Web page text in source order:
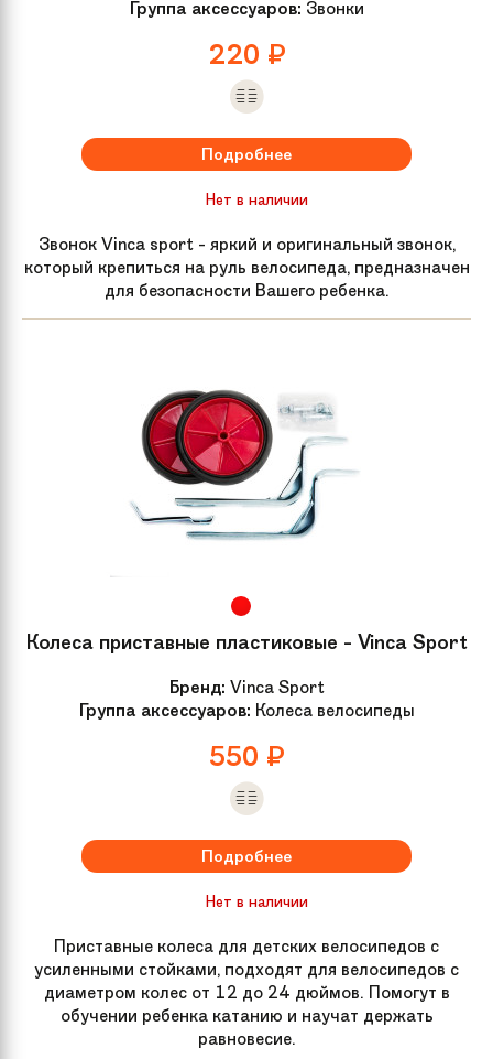
Группа аксессуаров: Звонки
220 ₽
Подробнее
Нет в наличии
Звонок Vinca sport - яркий и оригинальный звонок,
который крепиться на руль велосипеда, предназначен
для безопасности Вашего ребенка.
Колеса приставные пластиковые - Vinca Sport
Бренд: Vinca Sport
Группа аксессуаров: Колеса велосипеды
550 ₽
Подробнее
Нет в наличии
Приставные колеса для детских велосипедов с
усиленными стойками, подходят для велосипедов с
диаметром колес от 12 до 24 дюймов. Помогут в
обучении ребенка катанию и научат держать
равновесие.